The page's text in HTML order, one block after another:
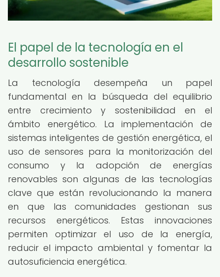
El papel de la tecnología en el
desarrollo sostenible
La tecnología desempeña un papel
fundamental en la búsqueda del equilibrio
entre crecimiento y sostenibilidad en el
ámbito energético. La implementación de
sistemas inteligentes de gestión energética, el
uso de sensores para la monitorización del
consumo y la adopción de energías
renovables son algunas de las tecnologías
clave que están revolucionando la manera
en que las comunidades gestionan sus
recursos energéticos. Estas innovaciones
permiten optimizar el uso de la energía,
reducir el impacto ambiental y fomentar la
autosuficiencia energética.